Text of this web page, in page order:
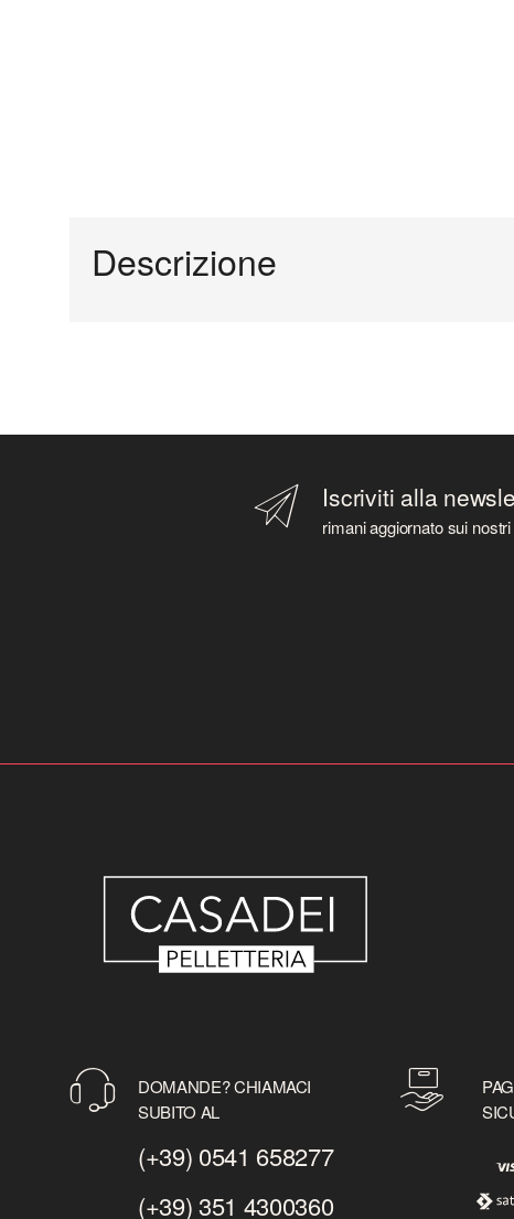
Descrizione
Iscriviti alla
rimani aggiornato sui
DOMANDE? CHIAMACI
SUBITO AL
(+39) 0541 658277
(+39) 351 4300360